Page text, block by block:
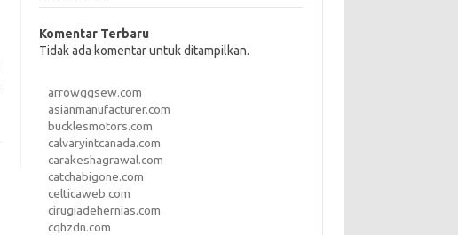
Komentar Terbaru
Tidak ada komentar untuk ditampilkan.
arrowggsew.com
asianmanufacturer.com
bucklesmotors.com
calvaryintcanada.com
carakeshagrawal.com
catchabigone.com
celticaweb.com
cirugiadehernias.com
cqhzdn.com